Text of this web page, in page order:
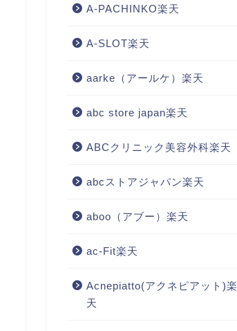
A-PACHINKO楽天
A-SLOT楽天
aarke（アールケ）楽天
abc store japan楽天
ABCクリニック美容外科楽天
abcストアジャパン楽天
aboo（アブー）楽天
ac-Fit楽天
Acnepiatto(アクネピアット)楽
天